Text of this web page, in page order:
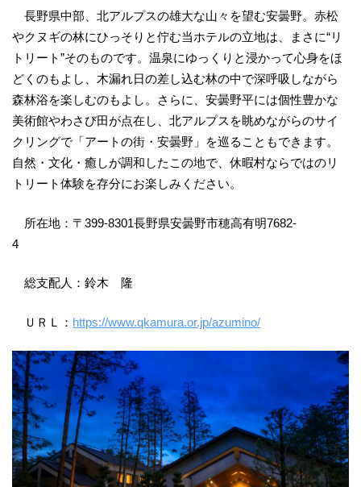
長野県中部、北アルプスの雄大な山々を望む安曇野。赤松
やクヌギの林にひっそりと佇む当ホテルの立地は、まさに“リ
トリート”そのものです。温泉にゆっくりと浸かって心身をほ
どくのもよし、木漏れ日の差し込む林の中で深呼吸しながら
森林浴を楽しむのもよし。さらに、安曇野平には個性豊かな
美術館やわさび田が点在し、北アルプスを眺めながらのサイ
クリングで「アートの街・安曇野」を巡ることもできます。
自然・文化・癒しが調和したこの地で、休暇村ならではのリ
トリート体験を存分にお楽しみください。
所在地：〒399-8301長野県安曇野市穂高有明7682-
4
総支配人：鈴木 隆
ＵＲＬ： https://www.qkamura.or.jp/azumino/